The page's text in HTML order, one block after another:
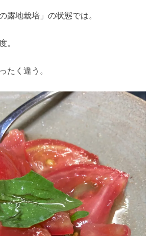
露地栽培」の状態では。
。
たく違う。